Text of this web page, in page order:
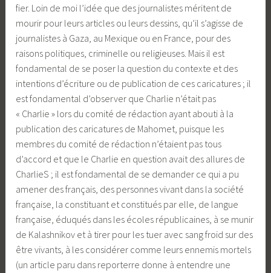
fier. Loin de moi l’idée que des journalistes méritent de
mourir pour leurs articles ou leurs dessins, qu’il s’agisse de
journalistes à Gaza, au Mexique ou en France, pour des
raisons politiques, criminelle ou religieuses. Mais il est
fondamental de se poser la question du contexte et des
intentions d’écriture ou de publication de ces caricatures ; il
est fondamental d’observer que Charlie n’était pas
« Charlie » lors du comité de rédaction ayant abouti à la
publication des caricatures de Mahomet, puisque les
membres du comité de rédaction n’étaient pas tous
d’accord et que le Charlie en question avait des allures de
CharlieS ; il est fondamental de se demander ce qui a pu
amener des français, des personnes vivant dans la société
française, la constituant et constitués par elle, de langue
française, éduqués dans les écoles républicaines, à se munir
de Kalashnikov et à tirer pour les tuer avec sang froid sur des
être vivants, à les considérer comme leurs ennemis mortels
(un article paru dans reporterre donne à entendre une